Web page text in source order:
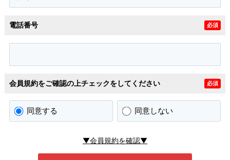
電話番号 必須
会員規約をご確認の上チェックをしてください 必須
同意する 同意しない
▼会員規約を確認▼